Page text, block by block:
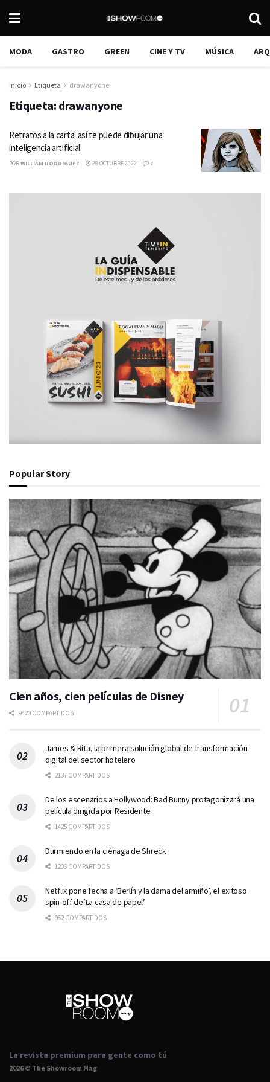
MODA GASTRO GREEN CINE Y TV MÚSICA
Inicio Etiqueta drawanyone
Etiqueta: drawanyone
Retratos a la carta: así te puede dibujar una
inteligencia artificial
PORWILLIAM RODRÍGUEZ 28 OCTUBRE 2022 7
Popular Story
Cien años, cien películas de Disney
9420 COMPARTIDOS
James & Rita, la primera solución global de transformación
digital del sector hotelero
2137 COMPARTIDOS
De los escenarios a Hollywood: Bad Bunny protagonizará una
película dirigida por Residente
1425 COMPARTIDOS
Durmiendo en la ciénaga de Shreck
1206 COMPARTIDOS
Netflix pone fecha a ‘Berlín y la dama del armiño’, el exitoso
spin-off de’La casa de papel’
962 COMPARTIDOS
La revista premium para gente como tú
2026 © The Showroom Mag